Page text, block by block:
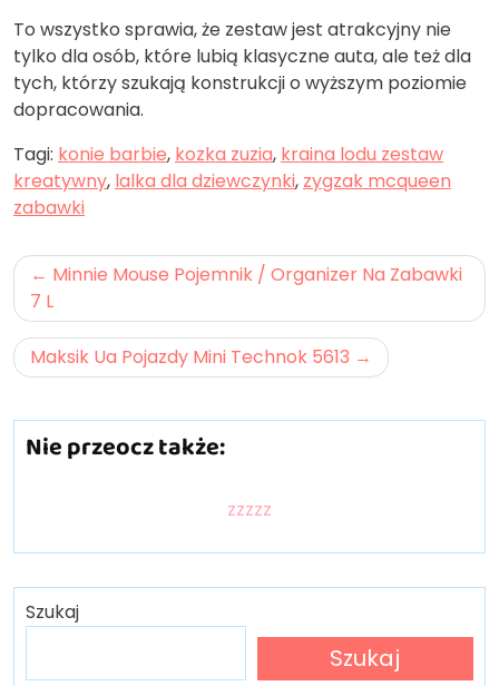
To wszystko sprawia, że zestaw jest atrakcyjny nie
tylko dla osób, które lubią klasyczne auta, ale też dla
tych, którzy szukają konstrukcji o wyższym poziomie
dopracowania.
Tagi: konie barbie, kozka zuzia, kraina lodu zestaw
kreatywny, lalka dla dziewczynki, zygzak mcqueen
zabawki
Nawigacja
wpisu
Minnie Mouse Pojemnik / Organizer Na Zabawki
7 L
Maksik Ua Pojazdy Mini Technok 5613
Nie przeocz także:
zzzzz
Szukaj
Szukaj